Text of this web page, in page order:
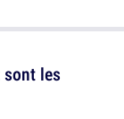
sont les